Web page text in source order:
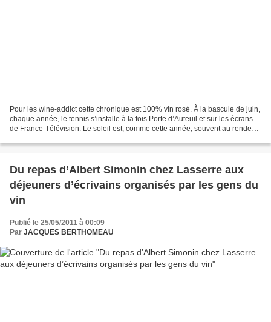
Pour les wine-addict cette chronique est 100% vin rosé. À la bascule de juin,
chaque année, le tennis s’installe à la fois Porte d’Auteuil et sur les écrans
de France-Télévision. Le soleil est, comme cette année, souvent au rendez-
Du repas d’Albert Simonin chez Lasserre aux
déjeuners d’écrivains organisés par les gens du
vin
Publié le 25/05/2011 à 00:09
Par JACQUES BERTHOMEAU